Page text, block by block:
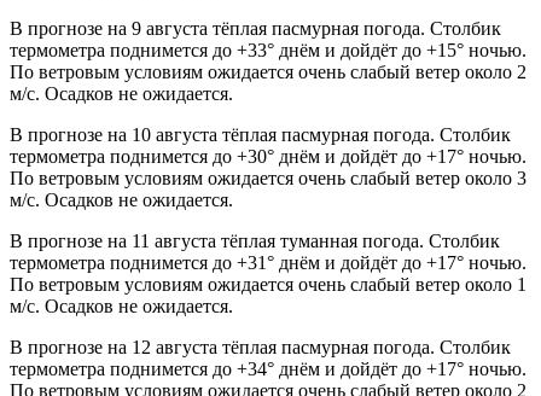
В прогнозе на 9 августа тёплая пасмурная погода. Столбик
термометра поднимется до +33° днём и дойдёт до +15° ночью.
По ветровым условиям ожидается очень слабый ветер около 2
м/с. Осадков не ожидается.
В прогнозе на 10 августа тёплая пасмурная погода. Столбик
термометра поднимется до +30° днём и дойдёт до +17° ночью.
По ветровым условиям ожидается очень слабый ветер около 3
м/с. Осадков не ожидается.
В прогнозе на 11 августа тёплая туманная погода. Столбик
термометра поднимется до +31° днём и дойдёт до +17° ночью.
По ветровым условиям ожидается очень слабый ветер около 1
м/с. Осадков не ожидается.
В прогнозе на 12 августа тёплая пасмурная погода. Столбик
термометра поднимется до +34° днём и дойдёт до +17° ночью.
По ветровым условиям ожидается очень слабый ветер около 2